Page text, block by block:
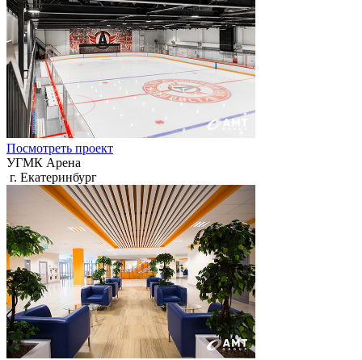
Посмотреть проект
УГМК Арена
г. Екатеринбург